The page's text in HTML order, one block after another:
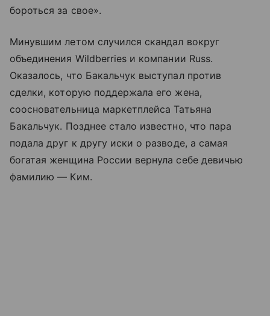
бороться за свое».
Минувшим летом случился скандал вокруг
объединения Wildberries и компании Russ.
Оказалось, что Бакальчук выступал против
сделки, которую поддержала его жена,
соосновательница маркетплейса Татьяна
Бакальчук. Позднее стало известно, что пара
подала друг к другу иски о разводе, а самая
богатая женщина России вернула себе девичью
фамилию — Ким.